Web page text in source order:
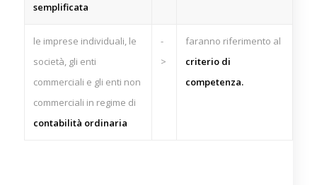
semplificata
le imprese individuali, le
società, gli enti
commerciali e gli enti non
commerciali in regime di
contabilità ordinaria
-
>
faranno riferimento al
criterio di
competenza.